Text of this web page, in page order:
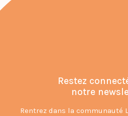
Restez
notre
Rentrez dans la communauté